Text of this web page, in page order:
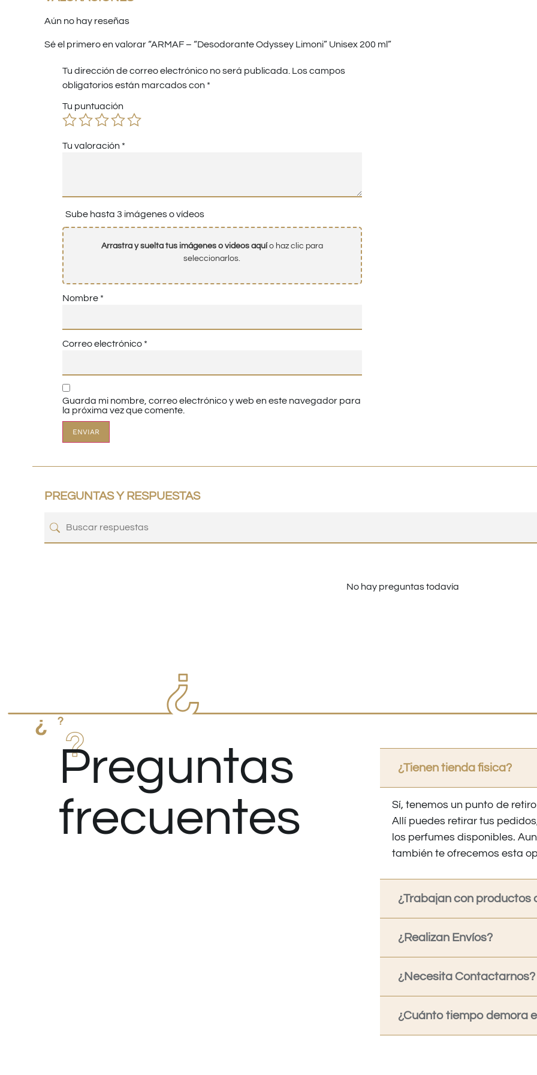
Aún no hay reseñas
Sé el primero en valorar “ARMAF – “Desodorante Odyssey Limoni” Unisex 200 ml”
Tu dirección de correo electrónico no será publicada. Los campos
obligatorios están marcados con *
Tu puntuación
Tu valoración *
Sube hasta 3 imágenes o vídeos
Arrastra y suelta tus imágenes o videos aquío haz clic para
seleccionarlos.
Nombre *
Correo electrónico *
Guarda mi nombre, correo electrónico y web en este navegador para
la próxima vez que comente.
PREGUNTAS Y RESPUESTAS
No hay preguntas todavía
Preguntas
frecuentes
¿Tienen tienda fisica?
Sí, tenemos un punto de
Allí puedes retirar tus
los perfumes disponibles.
también te ofrecemos esta
¿Trabajan con productos
¿Realizan Envíos?
¿Necesita Contactarnos?
¿Cuánto tiempo demora